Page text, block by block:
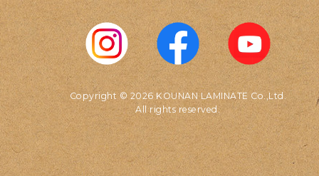
Copyright © 2026 KOUNAN LAMINATE Co.,Ltd.
All rights reserved.